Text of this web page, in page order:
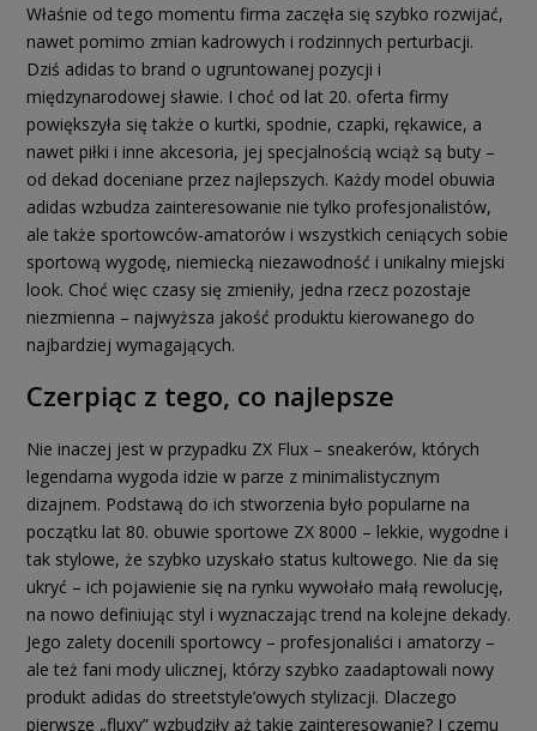
Właśnie od tego momentu firma zaczęła się szybko rozwijać,
nawet pomimo zmian kadrowych i rodzinnych perturbacji.
Dziś adidas to brand o ugruntowanej pozycji i
międzynarodowej sławie. I choć od lat 20. oferta firmy
powiększyła się także o kurtki, spodnie, czapki, rękawice, a
nawet piłki i inne akcesoria, jej specjalnością wciąż są buty –
od dekad doceniane przez najlepszych. Każdy model obuwia
adidas wzbudza zainteresowanie nie tylko profesjonalistów,
ale także sportowców-amatorów i wszystkich ceniących sobie
sportową wygodę, niemiecką niezawodność i unikalny miejski
look. Choć więc czasy się zmieniły, jedna rzecz pozostaje
niezmienna – najwyższa jakość produktu kierowanego do
najbardziej wymagających.
Czerpiąc z tego, co najlepsze
Nie inaczej jest w przypadku ZX Flux – sneakerów, których
legendarna wygoda idzie w parze z minimalistycznym
dizajnem. Podstawą do ich stworzenia było popularne na
początku lat 80. obuwie sportowe ZX 8000 – lekkie, wygodne i
tak stylowe, że szybko uzyskało status kultowego. Nie da się
ukryć – ich pojawienie się na rynku wywołało małą rewolucję,
na nowo definiując styl i wyznaczając trend na kolejne dekady.
Jego zalety docenili sportowcy – profesjonaliści i amatorzy –
ale też fani mody ulicznej, którzy szybko zaadaptowali nowy
produkt adidas do streetstyle’owych stylizacji. Dlaczego
pierwsze „fluxy” wzbudziły aż takie zainteresowanie? I czemu